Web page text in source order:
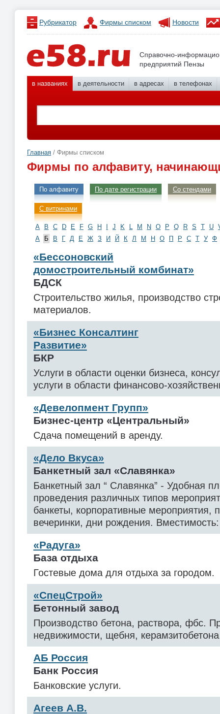
Рубрикатор Фирмы списком Новости
Справочно-
предприятий Пензы
в названиях в деятельности в адресах в телефонах
Главная / Фирмы списком
Фирмы по алфавиту,
По алфавиту По дате регистрации Со стендами
С витринами
A B C D E F G H J K M N O P Q R S T U
А
Б В Г Д Е Ж З И Й К Л М Н О П Р С Т У Ф
«Бессоновский
домостроительный комбинат»
БДСК
Строительство жилья, производство
материалов.
«Бизнес Консалтинг
Развитие»
БКР
Услуги в области оценки бизнеса,
услуги в области финансово-
«Девелопмент Групп»
Бизнес-центр «Центральный»
Сдача помещений в аренду.
«Дело Вкуса»
Банкетный зал «Славянка»
Банкетный зал “ Славянка” - Удобная
проведения различных типов
банкеты, корпоративные мероприятия,
вечеринки, дни рождения.
«Радуга»
База отдыха
Гостевые дома для отдыха за городом.
«СпецСтрой»
Бетонный завод
Производство бетона, раствора, фбс.
недвижимости, щебня,
АБ Россия
Банк Россия
Банковские услуги.
Агеев А.В.